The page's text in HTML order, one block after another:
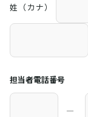
姓（カナ）
担当者電話番号
―